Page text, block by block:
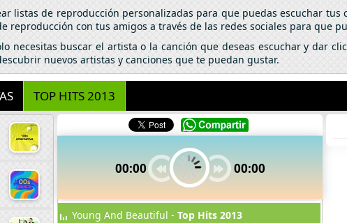
listas de reproducción personalizadas para que puedas escuchar
reproducción con tus amigos a través de las redes sociales para que
necesitas buscar el artista o la canción que deseas escuchar y dar
nuevos artistas y canciones que te puedan gustar.
TOP HITS 2013
00:00 00:00
Young And Beautiful - Top Hits 2013